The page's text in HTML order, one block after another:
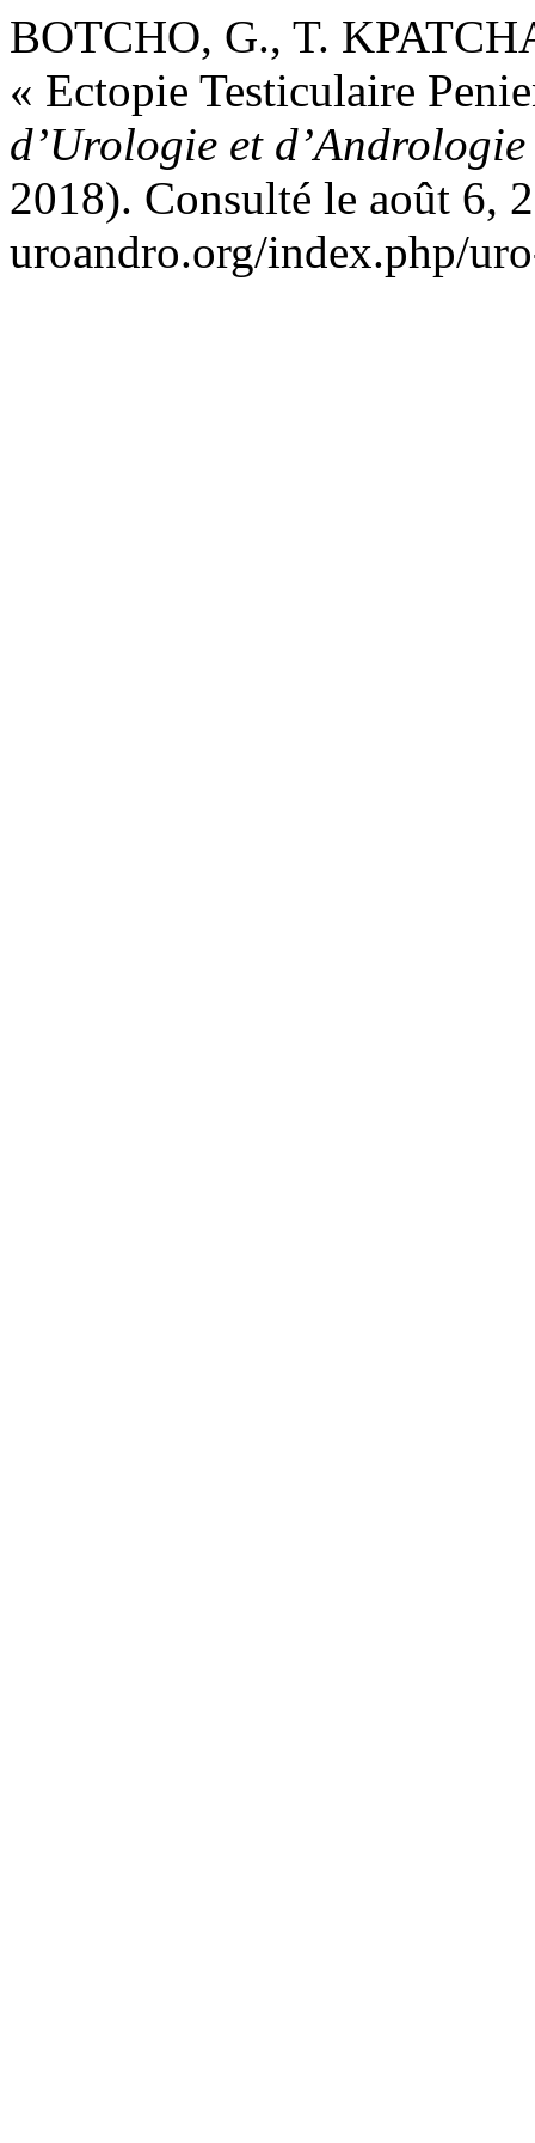
BOTCHO, G., T.
« Ectopie Testiculaire
d’Urologie et d’Andrologie
2018). Consulté le août 6,
uroandro.org/index.php/